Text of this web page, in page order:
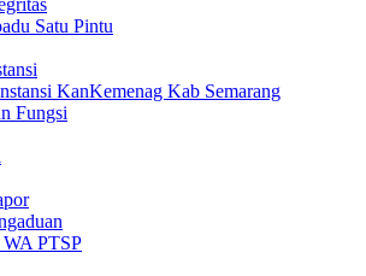
Satu Pintu
KanKemenag Kab Semarang
Fungsi
PTSP